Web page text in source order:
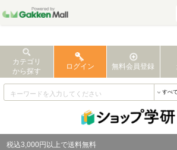
カテゴリ
から探す
ログイン 無料会員登録
税込3,000円以上で送料無料